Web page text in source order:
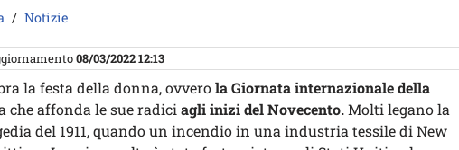
Notizie
08/03/2022 12:13
la festa della donna, ovverola Giornata internazionale della
che affonda le sue radici agli inizi del Novecento.Molti legano la
del 1911, quando un incendio in una industria tessile di New